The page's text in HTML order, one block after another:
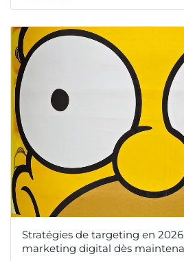
Stratégies de targeting en
marketing digital dès